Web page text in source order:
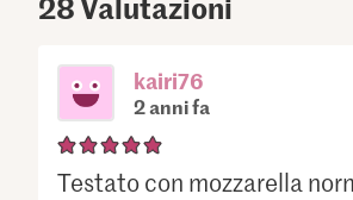
kairi76
2 anni fa
Testato con mozzarella